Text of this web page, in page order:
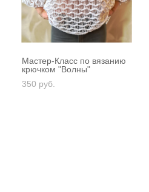
Мастер-Класс по вязанию
крючком "Волны"
350 pуб.